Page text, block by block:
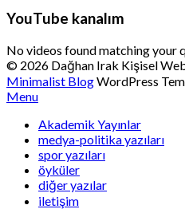
YouTube kanalım
No videos found matching your
© 2026 Dağhan Irak Kişisel
Minimalist BlogWordPress
Menu
Akademik Yayınlar
medya-politika yazıları
spor yazıları
öyküler
diğer yazılar
iletişim